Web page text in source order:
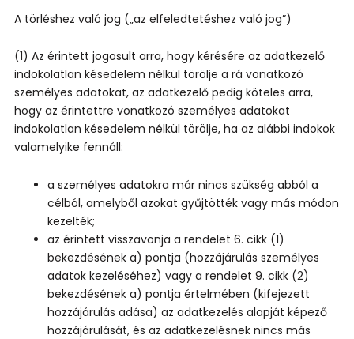
A törléshez való jog („az elfeledtetéshez való jog”)
(1) Az érintett jogosult arra, hogy kérésére az adatkezelő
indokolatlan késedelem nélkül törölje a rá vonatkozó
személyes adatokat, az adatkezelő pedig köteles arra,
hogy az érintettre vonatkozó személyes adatokat
indokolatlan késedelem nélkül törölje, ha az alábbi indokok
valamelyike fennáll:
a személyes adatokra már nincs szükség abból a
célból, amelyből azokat gyűjtötték vagy más módon
kezelték;
az érintett visszavonja a rendelet 6. cikk (1)
bekezdésének a) pontja (hozzájárulás személyes
adatok kezeléséhez) vagy a rendelet 9. cikk (2)
bekezdésének a) pontja értelmében (kifejezett
hozzájárulás adása) az adatkezelés alapját képező
hozzájárulását, és az adatkezelésnek nincs más